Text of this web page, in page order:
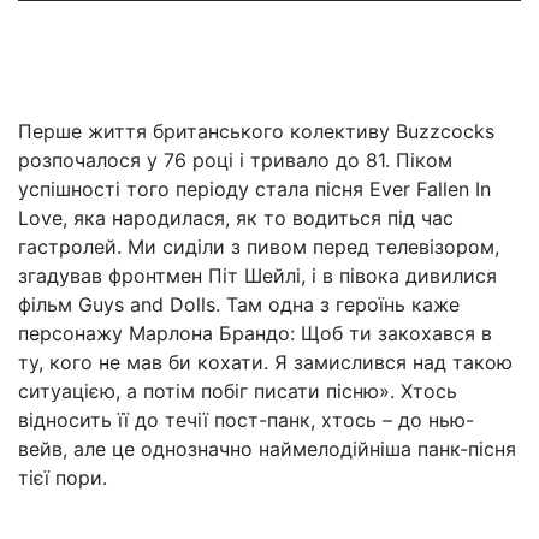
Перше життя британського колективу Buzzcocks
розпочалося у 76 році і тривало до 81. Піком
успішності того періоду стала пісня Ever Fallen In
Love, яка народилася, як то водиться під час
гастролей. Ми сиділи з пивом перед телевізором,
згадував фронтмен Піт Шейлі, і в півока дивилися
фільм Guys and Dolls. Там одна з героїнь каже
персонажу Марлона Брандо: Щоб ти закохався в
ту, кого не мав би кохати. Я замислився над такою
ситуацією, а потім побіг писати пісню». Хтось
відносить її до течії пост-панк, хтось – до нью-
вейв, але це однозначно наймелодійніша панк-пісня
тієї пори.